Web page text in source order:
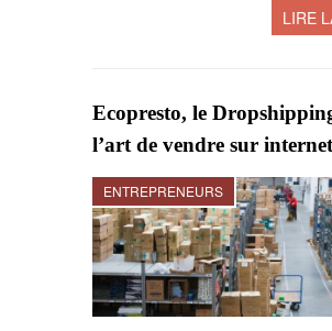
LIRE
Ecopresto, le
l’art de vendre sur internet
ENTREPRENEURS